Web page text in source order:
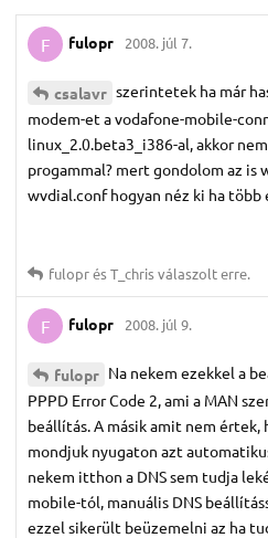
F fulopr 2008. júl 7.
csalavr szerintetek ha már
modem-et a vodafone-mobile-
linux_2.0.beta3_i386-al, akkor
progammal? mert gondolom az is
wvdial.conf hogyan néz ki ha több
fuloprésT_chrisválaszolt erre.
F fulopr 2008. júl 9.
fulopr Na nekem ezekkel a
PPPD Error Code 2, ami a MAN
beállítás. A másik amit nem értek,
mondjuk nyugaton azt
nekem itthon a DNS sem tudja
mobile-tól, manuális DNS
ezzel sikerült beüzemelni az ha